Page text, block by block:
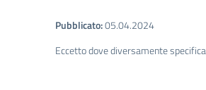
Pubblicato:05.04.2024
Eccetto dove diversamente